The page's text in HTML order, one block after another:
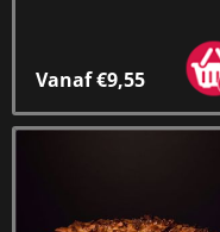
Vanaf €9,55